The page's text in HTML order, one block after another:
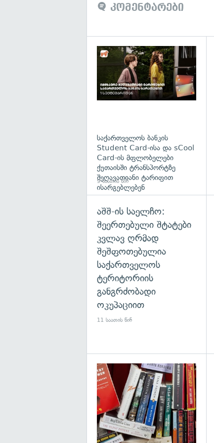
კომენტარები
საქართველოს ბანკის
Student Card-ისა და sCool
Card-ის მფლობელები
ქუთაისში ტრანსპორტზე
შეღავათიანი ტარიფით
ისარგებლებენ
9 საათის წინ
აშშ-ის საელჩო:
შეერთებული შტატები
კვლავ ღრმად
შეშფოთებულია
საქართველოს
ტერიტორიის
განგრძობადი
ოკუპაციით
11 საათის წინ